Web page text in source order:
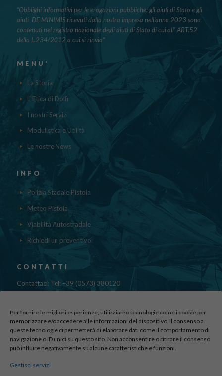
Per fornire le migliori esperienze, utilizziamo tecnologie come i cookie per
memorizzare e/o accedere alle informazioni del dispositivo. Il consenso a
queste tecnologie ci permetterà di elaborare dati come il comportamento di
navigazione o ID unici su questo sito. Non acconsentire o ritirare il consenso
può influire negativamente su alcune caratteristiche e funzioni.
Gestisci servizi
“Obblighi informativi per le erogazioni pubbliche: gli aiuti di Stato e gli
aiuti DE MINIMIS ricevuti dalla nostra impresa nell’anno 2023 sono
contenuti nel registro nazionale degli aiuti di Stato di cui all’ ART.52
della L.234/2012 a cui si rinvia“
MENU’
La Storia
L' Etica di Dolfi
I nostri Servizi
Modulistica e Utilità
Le nostre News
INFO
Polizia Stadale Pistoia
Meteo Pistoia
Viabilità Autostradale
Richiedi un preventivo
CONTATTI
Contattaci: Tel: +39 (0573) 380120
Fax: 39 (0573) 985420
Via di Canapale, 10
51100 PISTOIA
Find us here:
sito realizzato da